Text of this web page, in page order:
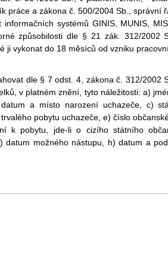
práce a zákona č. 500/2004 Sb., správní
systémů GINIS, MUNIS,
způsobilosti dle § 21 zák. 312/2002
ji vykonat do 18 měsíců od vzniku
dle § 7 odst. 4, zákona č. 312/2002
v platném znění, tyto náležitosti: a)
a místo narození uchazeče, c)
pobytu uchazeče, e) číslo
k pobytu, jde-li o cizího státního
datum možného nástupu, h) datum a